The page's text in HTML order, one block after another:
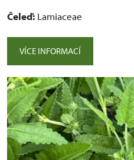
Čeleď: Lamiaceae
VÍCE INFORMACÍ